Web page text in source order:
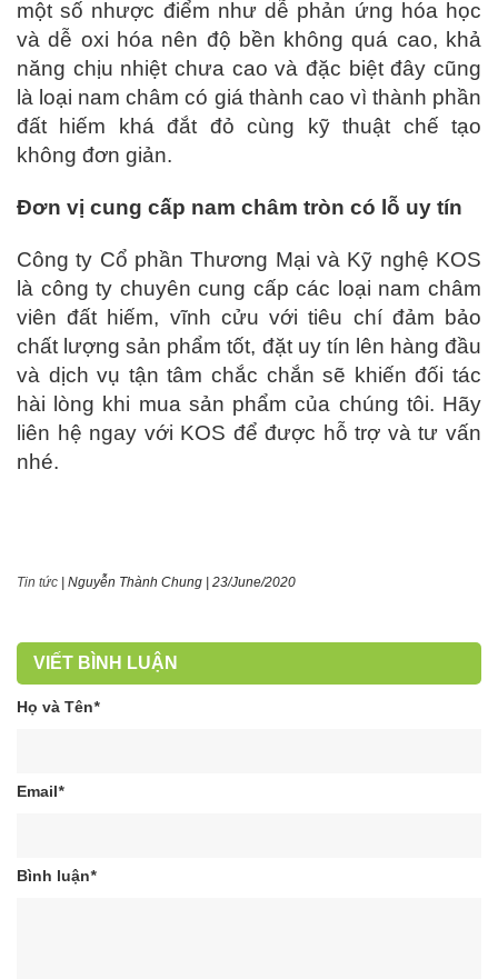
một số nhược điểm như dễ phản ứng hóa học
và dễ oxi hóa nên độ bền không quá cao, khả
năng chịu nhiệt chưa cao và đặc biệt đây cũng
là loại nam châm có giá thành cao vì thành phần
đất hiếm khá đắt đỏ cùng kỹ thuật chế tạo
không đơn giản.
Đơn vị cung cấp nam châm tròn có lỗ uy tín
Công ty Cổ phần Thương Mại và Kỹ nghệ KOS
là công ty chuyên cung cấp các loại nam châm
viên đất hiếm, vĩnh cửu với tiêu chí đảm bảo
chất lượng sản phẩm tốt, đặt uy tín lên hàng đầu
và dịch vụ tận tâm chắc chắn sẽ khiến đối tác
hài lòng khi mua sản phẩm của chúng tôi. Hãy
liên hệ ngay với KOS để được hỗ trợ và tư vấn
nhé.
Tin tức Nguyễn Thành Chung 23/June/2020
VIẾT BÌNH LUẬN
Họ và Tên*
Email*
Bình luận*